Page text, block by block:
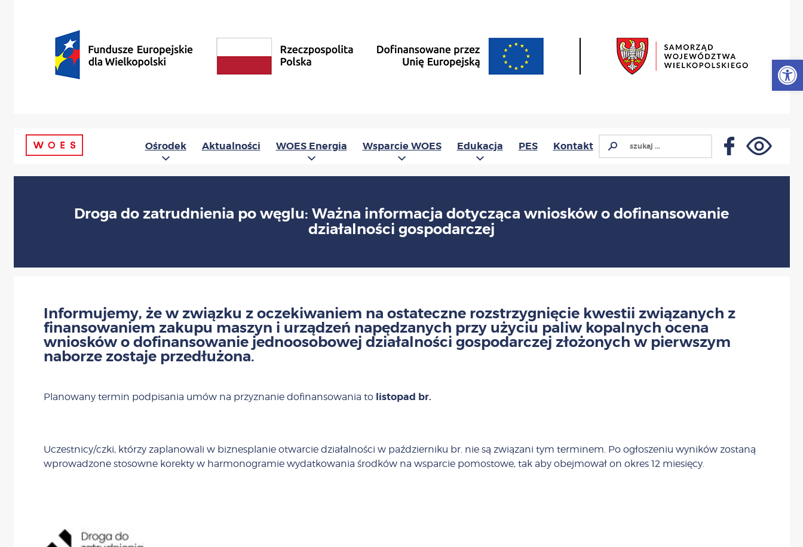
Ośrodek Aktualności WOES Energia Wsparcie WOES Edukacja PES Kontakt
Droga do zatrudnienia po węglu: Ważna informacja dotycząca wniosków o dofinansowanie
działalności gospodarczej
Informujemy, że w związku z oczekiwaniem na ostateczne rozstrzygnięcie kwestii związanych z
finansowaniem zakupu maszyn i urządzeń napędzanych przy użyciu paliw kopalnych ocena
wniosków o dofinansowanie jednoosobowej działalności gospodarczej złożonych w pierwszym
naborze zostaje przedłużona.
Planowany termin podpisania umów na przyznanie dofinansowania to listopad br.
Uczestnicy/czki, którzy zaplanowali w biznesplanie otwarcie działalności w październiku br. nie są związani tym terminem. Po ogłoszeniu wyników zostaną
wprowadzone stosowne korekty w harmonogramie wydatkowania środków na wsparcie pomostowe, tak aby obejmował on okres 12 miesięcy.